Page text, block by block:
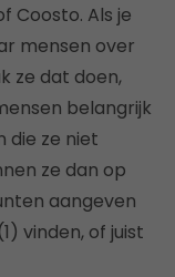
Coosto. Als je
mensen over
ze dat doen,
belangrijk
die ze niet
ze dan op
aangeven
vinden, of juist